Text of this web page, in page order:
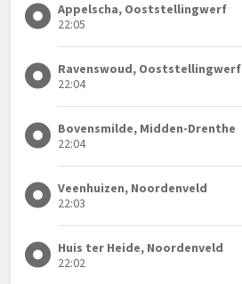
Appelscha, Ooststellingwerf
22:05
Ravenswoud, Ooststellingwerf
22:04
Bovensmilde, Midden-Drenthe
22:04
Veenhuizen, Noordenveld
22:03
Huis ter Heide, Noordenveld
22:02